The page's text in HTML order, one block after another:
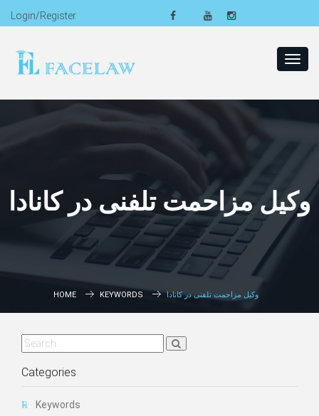
Login/Register
وکیل مزاحمت تلفنی در کانادا
HOME KEYWORDS وکیل مزاحمت تلفنی در کانادا
Categories
Keywords